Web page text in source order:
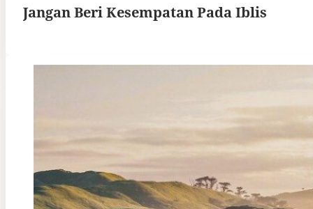
Jangan Beri Kesempatan Pada Iblis